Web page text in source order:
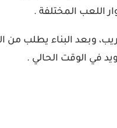
اللعب المختلفة .
وبعد البناء يطلب من
في الوقت الحالي .